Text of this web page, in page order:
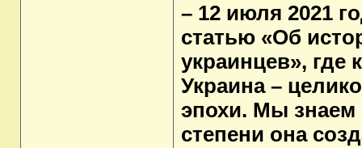
– 12 июля 2021
статью «Об
украинцев», где
Украина –
эпохи. Мы знаем
степени она